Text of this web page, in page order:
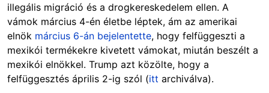
illegális migráció és a drogkereskedelem ellen. A
vámok március 4-én életbe léptek, ám az amerikai
elnök március 6-án bejelentette, hogy felfüggeszti a
mexikói termékekre kivetett vámokat, miután beszélt a
mexikói elnökkel. Trump azt közölte, hogy a
felfüggesztés április 2-ig szól (itt archiválva).